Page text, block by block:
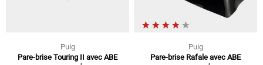
Puig
Pare-brise Touring II avec ABE
Puig
Pare-brise Rafale avec ABE